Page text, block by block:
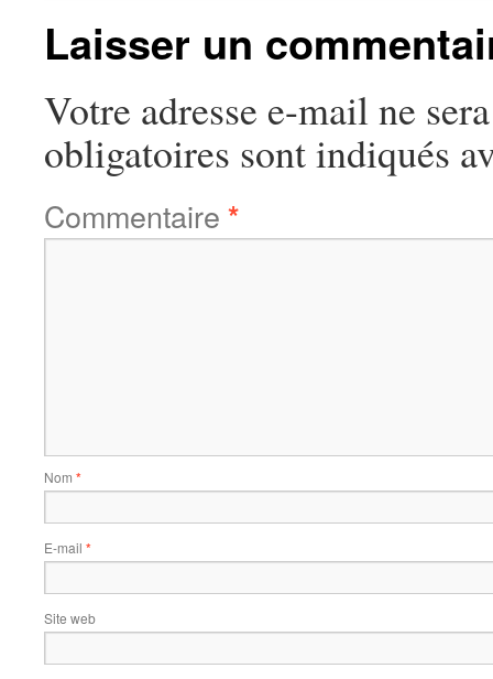
Laisser un
Votre adresse e-mail ne
obligatoires sont indiqués
Commentaire *
Nom *
E-mail *
Site web